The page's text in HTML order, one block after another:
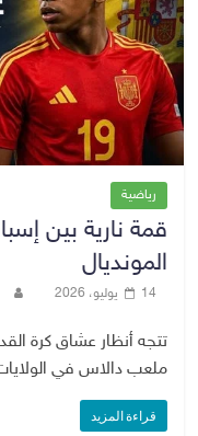
رياضية
قمة نارية بين
المونديال
14 يوليو، 2026
ملعب دالاس في
قراءة المزيد